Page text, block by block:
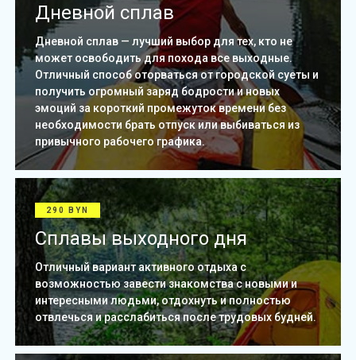
Дневной сплав
Дневной сплав — лучший выбор для тех, кто не
может освободить для похода все выходные.
Отличный способ оторваться от городской суеты и
получить огромный заряд бодрости и новых
эмоций за короткий промежуток времени без
необходимости брать отпуск или выбиваться из
привычного рабочего графика.
290 BYN
Сплавы выходного дня
Отличный вариант активного отдыха с
возможностью завести знакомства с новыми и
интересными людьми, отдохнуть и полностью
отвлечься и расслабиться после трудовых будней.